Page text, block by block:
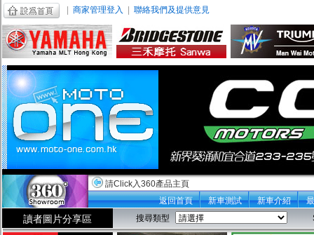
商家管理登入 聯絡我們及提供意見
請Click入360產品主頁
返回首頁
新車測試 新車介紹
讀者圖片分享區 搜尋類型